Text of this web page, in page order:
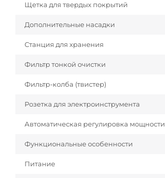
Щетка для твердых покрытий
Дополнительные насадки
Станция для хранения
Фильтр тонкой очистки
Фильтр-колба (твистер)
Розетка для электроинструмента
Автоматическая регулировка мощности
Функциональные особенности
Питание